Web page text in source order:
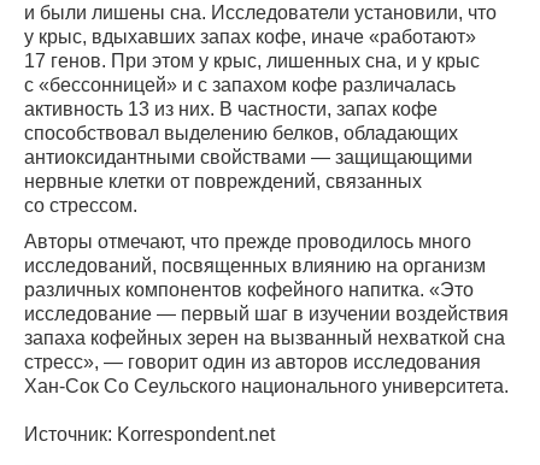
и были лишены сна. Исследователи установили, что
у крыс, вдыхавших запах кофе, иначе «работают»
17 генов. При этом у крыс, лишенных сна, и у крыс
с «бессонницей» и с запахом кофе различалась
активность 13 из них. В частности, запах кофе
способствовал выделению белков, обладающих
антиоксидантными свойствами — защищающими
нервные клетки от повреждений, связанных
со стрессом.
Авторы отмечают, что прежде проводилось много
исследований, посвященных влиянию на организм
различных компонентов кофейного напитка. «Это
исследование — первый шаг в изучении воздействия
запаха кофейных зерен на вызванный нехваткой сна
стресс», — говорит один из авторов исследования
Хан-Сок Со Сеульского национального университета.
Источник: Korrespondent.net